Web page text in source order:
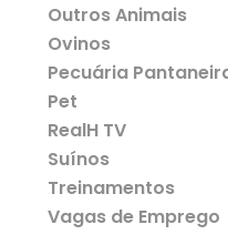
Outros Animais
Ovinos
Pecuária
Pet
RealH TV
Suínos
Treinamentos
Vagas de Emprego